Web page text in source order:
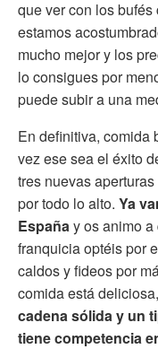
que ver con los
estamos
mucho mejor y los
lo consigues por
puede subir a una
En definitiva, comida
vez ese sea el éxito
tres nuevas
por todo lo alto. Ya
Españay os animo
franquicia optéis por
caldos y fideos por
comida está
cadena sólida y un
tiene competencia